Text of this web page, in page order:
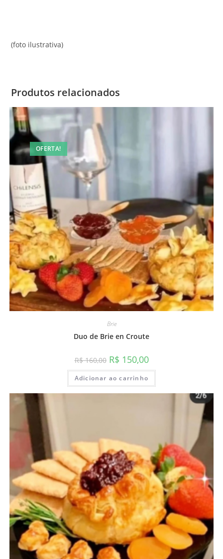
(foto ilustrativa)
Produtos relacionados
OFERTA!
Brie
Duo de Brie en Croute
R$160,00 O
preço
original
era:
R$ 160,00.
R$ 150,00O
preço
atual
R$ 150,00.
Adicionar ao carrinho